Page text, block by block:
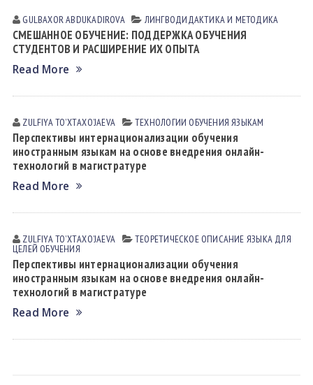
GULBAXOR АBDUKАDIROVА ЛИНГВОДИДАКТИКА И МЕТОДИКА
СМЕШАННОЕ ОБУЧЕНИЕ: ПОДДЕРЖКА ОБУЧЕНИЯ
СТУДЕНТОВ И РАСШИРЕНИЕ ИХ ОПЫТА
Read More
ZULFIYA TOʼXTАXOʼJАEVА ТЕХНОЛОГИИ ОБУЧЕНИЯ ЯЗЫКАМ
Перспективы интернационализации обучения
иностранным языкам на основе внедрения онлайн-
технологий в магистратуре
Read More
ZULFIYA TOʼXTАXOʼJАEVА ТЕОРЕТИЧЕСКОЕ ОПИСАНИЕ ЯЗЫКА ДЛЯ
ЦЕЛЕЙ ОБУЧЕНИЯ
Перспективы интернационализации обучения
иностранным языкам на основе внедрения онлайн-
технологий в магистратуре
Read More